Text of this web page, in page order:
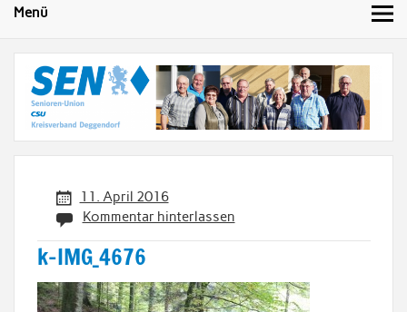
Menü
11. April 2016
Kommentar hinterlassen
k-IMG_4676